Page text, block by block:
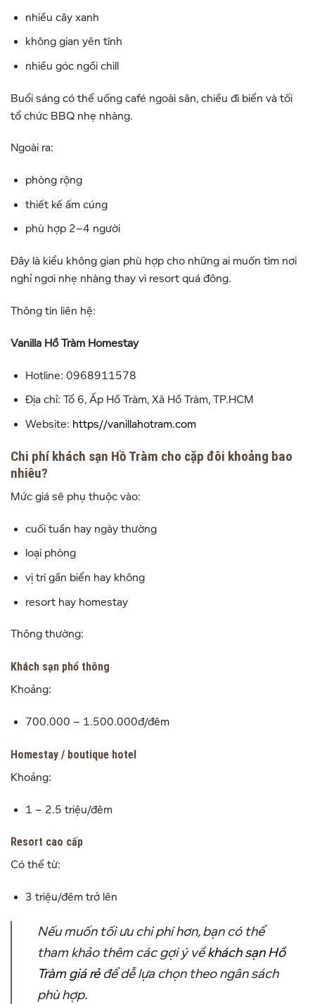
nhiều cây xanh
không gian yên tĩnh
nhiều góc ngồi chill
Buổi sáng có thể uống café ngoài sân, chiều đi biển và tối
tổ chức BBQ nhẹ nhàng.
Ngoài ra:
phòng rộng
thiết kế ấm cúng
phù hợp 2–4 người
Đây là kiểu không gian phù hợp cho những ai muốn tìm nơi
nghỉ ngơi nhẹ nhàng thay vì resort quá đông.
Thông tin liên hệ:
Vanilla Hồ Tràm Homestay
Hotline: 0968911578
Địa chỉ: Tổ 6, Ấp Hồ Tràm, Xã Hồ Tràm, TP.HCM
Website: https//vanillahotram.com
Chi phí khách sạn Hồ Tràm cho cặp đôi khoảng bao
nhiêu?
Mức giá sẽ phụ thuộc vào:
cuối tuần hay ngày thường
loại phòng
vị trí gần biển hay không
resort hay homestay
Thông thường:
Khách sạn phổ thông
Khoảng:
700.000 – 1.500.000đ/đêm
Homestay / boutique hotel
Khoảng:
1 – 2.5 triệu/đêm
Resort cao cấp
Có thể từ:
3 triệu/đêm trở lên
Nếu muốn tối ưu chi phí hơn, bạn có thể
tham khảo thêm các gợi ý vềkhách sạn Hồ
Tràm giá rẻđể dễ lựa chọn theo ngân sách
phù hợp.